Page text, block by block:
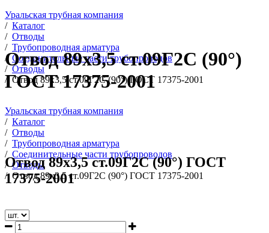
Уральская трубная компания
/ Каталог
/ Отводы
/ Трубопроводная арматура
/ Соединительные части трубопроводов
/ Отводы
/ Отвод 89х3,5 ст.09Г2С (90°) ГОСТ 17375-2001
Отвод 89х3,5 ст.09Г2С (90°)
ГОСТ 17375-2001
Уральская трубная компания
/ Каталог
/ Отводы
/ Трубопроводная арматура
/ Соединительные части трубопроводов
/ Отводы
/ Отвод 89х3,5 ст.09Г2С (90°) ГОСТ 17375-2001
Отвод 89х3,5 ст.09Г2С (90°) ГОСТ
17375-2001